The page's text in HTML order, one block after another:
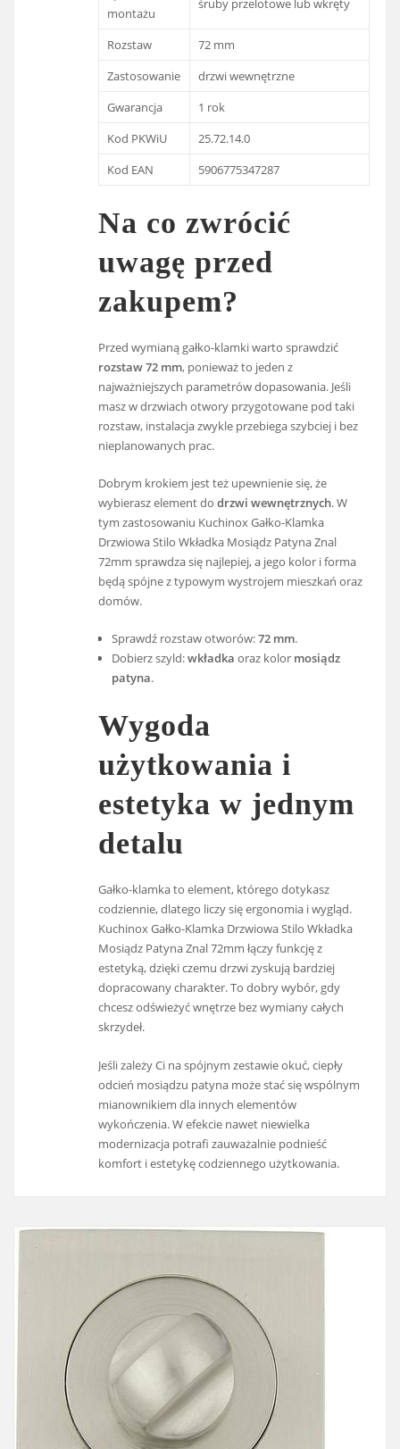
montażu
śruby przelotowe lub wkręty
Rozstaw
72 mm
Zastosowanie
drzwi wewnętrzne
Gwarancja
1 rok
Kod PKWiU
25.72.14.0
Kod EAN
5906775347287
Na co zwrócić
uwagę przed
zakupem?
Przed wymianą gałko-klamki warto sprawdzić
rozstaw 72 mm, ponieważ to jeden z
najważniejszych parametrów dopasowania. Jeśli
masz w drzwiach otwory przygotowane pod taki
rozstaw, instalacja zwykle przebiega szybciej i bez
nieplanowanych prac.
Dobrym krokiem jest też upewnienie się, że
wybierasz element dodrzwi wewnętrznych. W
tym zastosowaniu Kuchinox Gałko-Klamka
Drzwiowa Stilo Wkładka Mosiądz Patyna Znal
72mm sprawdza się najlepiej, a jego kolor i forma
będą spójne z typowym wystrojem mieszkań oraz
domów.
Sprawdź rozstaw otworów:72 mm.
Dobierz szyld:wkładka oraz kolor mosiądz
patyna.
Wygoda
użytkowania i
estetyka w jednym
detalu
Gałko-klamka to element, którego dotykasz
codziennie, dlatego liczy się ergonomia i wygląd.
Kuchinox Gałko-Klamka Drzwiowa Stilo Wkładka
Mosiądz Patyna Znal 72mm łączy funkcję z
estetyką, dzięki czemu drzwi zyskują bardziej
dopracowany charakter. To dobry wybór, gdy
chcesz odświeżyć wnętrze bez wymiany całych
skrzydeł.
Jeśli zależy Ci na spójnym zestawie okuć, ciepły
odcień mosiądzu patyna może stać się wspólnym
mianownikiem dla innych elementów
wykończenia. W efekcie nawet niewielka
modernizacja potrafi zauważalnie podnieść
komfort i estetykę codziennego użytkowania.